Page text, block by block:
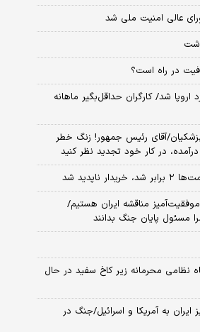
عالی امنیت ملی شد
در راه است؟
شد/ کارگران حداقل‌بگیر ماهانه
آقای رئیس جمهور! زنگ خطر
در کار خود تجدید نظر کنید
شد
مناقشه ایران هستیم/
مسئول پایان جنگ بدانند
نظامی محرمانه زیر کاخ سفید در حال
ایران به آمریکا و اسرائیل/جنگ در